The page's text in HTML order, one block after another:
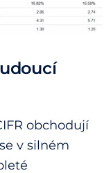
obchodují
v silném